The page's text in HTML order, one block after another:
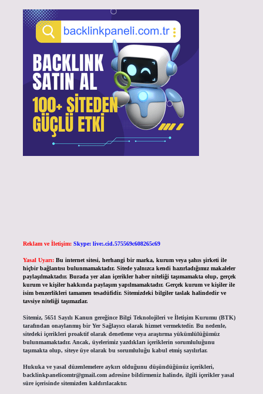
Reklam ve İletişim: Skype: live:.cid.575569c608265c69
Yasal Uyarı: Bu internet sitesi, herhangi bir marka, kurum veya şahıs şirketi ile
hiçbir bağlantısı bulunmamaktadır. Sitede yalnızca kendi hazırladığımız makaleler
paylaşılmaktadır. Burada yer alan içerikler haber niteliği taşımamakta olup, gerçek
kurum ve kişiler hakkında paylaşım yapılmamaktadır. Gerçek kurum ve kişiler ile
isim benzerlikleri tamamen tesadüfidir. Sitemizdeki bilgiler taslak halindedir ve
tavsiye niteliği taşımazlar.
Sitemiz, 5651 Sayılı Kanun gereğince Bilgi Teknolojileri ve İletişim Kurumu (BTK)
tarafından onaylanmış bir Yer Sağlayıcı olarak hizmet vermektedir. Bu nedenle,
sitedeki içerikleri proaktif olarak denetleme veya araştırma yükümlülüğümüz
bulunmamaktadır. Ancak, üyelerimiz yazdıkları içeriklerin sorumluluğunu
taşımakta olup, siteye üye olarak bu sorumluluğu kabul etmiş sayılırlar.
Hukuka ve yasal düzenlemelere aykırı olduğunu düşündüğünüz içerikleri,
backlinkpanelicomtr@gmail.comadresine bildirmeniz halinde, ilgili içerikler yasal
süre içerisinde sitemizden kaldırılacaktır.